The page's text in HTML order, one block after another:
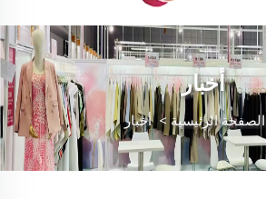
أخبار
الصفحة الرئيسية >أخبار